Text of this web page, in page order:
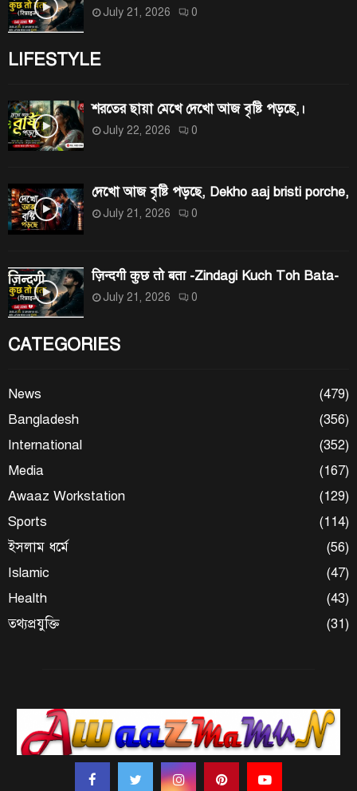
July 21, 2026 0
LIFESTYLE
শরতের ছায়া মেখে দেখো আজ বৃষ্টি পড়ছে,।
July 22, 2026 0
দেখো আজ বৃষ্টি পড়ছে, Dekho aaj bristi porche,
July 21, 2026 0
ज़िन्दगी कुछ तो बता -Zindagi Kuch Toh Bata-
July 21, 2026 0
CATEGORIES
News
(479)
Bangladesh
(356)
International
(352)
Media
(167)
Awaaz Workstation
(129)
Sports
(114)
ইসলাম ধর্মে
(56)
Islamic
(47)
Health
(43)
তথ্যপ্রযুক্তি
(31)